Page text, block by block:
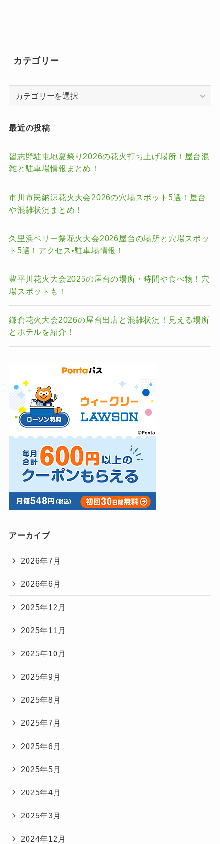
カテゴリー
リ
ー
最近の投稿
習志野駐屯地夏祭り2026の花火打ち上げ場所！屋台混
雑と駐車場情報まとめ！
市川市民納涼花火大会2026の穴場スポット5選！屋台
や混雑状況まとめ！
久里浜ペリー祭花火大会2026屋台の場所と穴場スポッ
ト5選！アクセス•駐車場情報！
豊平川花火大会2026の屋台の場所・時間や食べ物！穴
場スポットも！
鎌倉花火大会2026の屋台出店と混雑状況！見える場所
とホテルを紹介！
アーカイブ
2026年7月
2026年6月
2025年12月
2025年11月
2025年10月
2025年9月
2025年8月
2025年7月
2025年6月
2025年5月
2025年4月
2025年3月
2024年12月